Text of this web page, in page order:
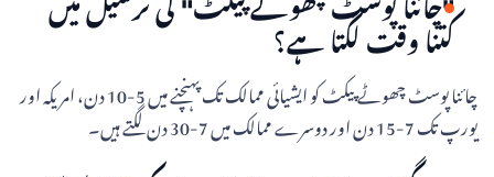
"چائنا پوسٹ چھوٹے پیکٹ" کی ترسیل میں
کتنا وقت لگتا ہے؟
چائنا پوسٹ چھوٹے پیکٹ کو ایشیائی ممالک تک پہنچنے میں 5-10 دن، امریکہ اور
یورپ تک 7-15 دن اور دوسرے ممالک میں 7-30 دن لگتے ہیں۔